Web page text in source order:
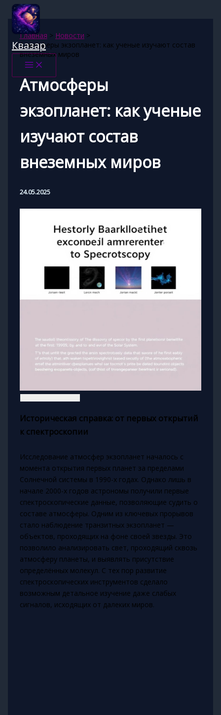
Перейти
содержимому
Квазар
Главная
Новости
Атмосферы экзопланет: как ученые изучают состав
внеземных миров
Атмосферы
экзопланет: как ученые
изучают состав
внеземных миров
24.05.2025
Историческая справка: от первых открытий
к спектроскопии
Исследование атмосфер экзопланет началось с
момента открытия первых планет за пределами
Солнечной системы в 1990-х годах. Однако лишь в
начале 2000-х годов астрономы получили первые
спектроскопические данные, позволяющие судить о
составе атмосферы. Одним из ключевых прорывов
стало наблюдение транзитных экзопланет —
объектов, проходящих на фоне своей звезды. Это
позволило анализировать свет, проходящий сквозь
атмосферу планеты, и выявлять присутствие
определённых молекул. С тех пор развитие
спектроскопических инструментов сделало
возможным детальное изучение даже слабых
сигналов, исходящих от далеких миров.